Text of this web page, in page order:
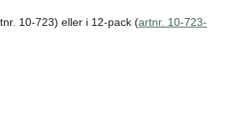
10-723) eller i 12-pack (artnr. 10-723-